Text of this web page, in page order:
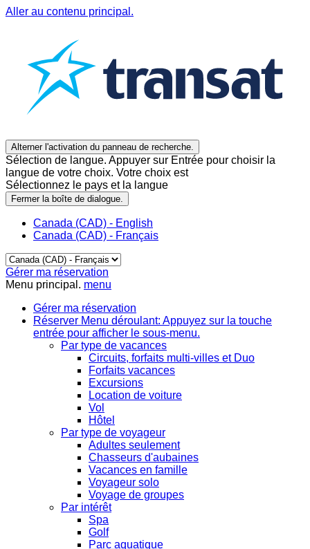
Aller au contenu principal.
Alterner l'activation du panneau de recherche.
Sélection de langue. Appuyer sur Entrée pour choisir la
langue de votre choix. Votre choix est
Sélectionnez le pays et la langue
Fermer la boîte de dialogue.
Canada (CAD) - English
Canada (CAD) - Français
Gérer ma réservation
Menu principal. menu
Gérer ma réservation
Réserver Menu déroulant: Appuyez sur la touche
entrée pour afficher le sous-menu.
Par type de vacances
Circuits, forfaits multi-villes et Duo
Forfaits vacances
Excursions
Location de voiture
Vol
Hôtel
Par type de voyageur
Adultes seulement
Chasseurs d'aubaines
Vacances en famille
Voyageur solo
Voyage de groupes
Par intérêt
Spa
Golf
Parc aquatique